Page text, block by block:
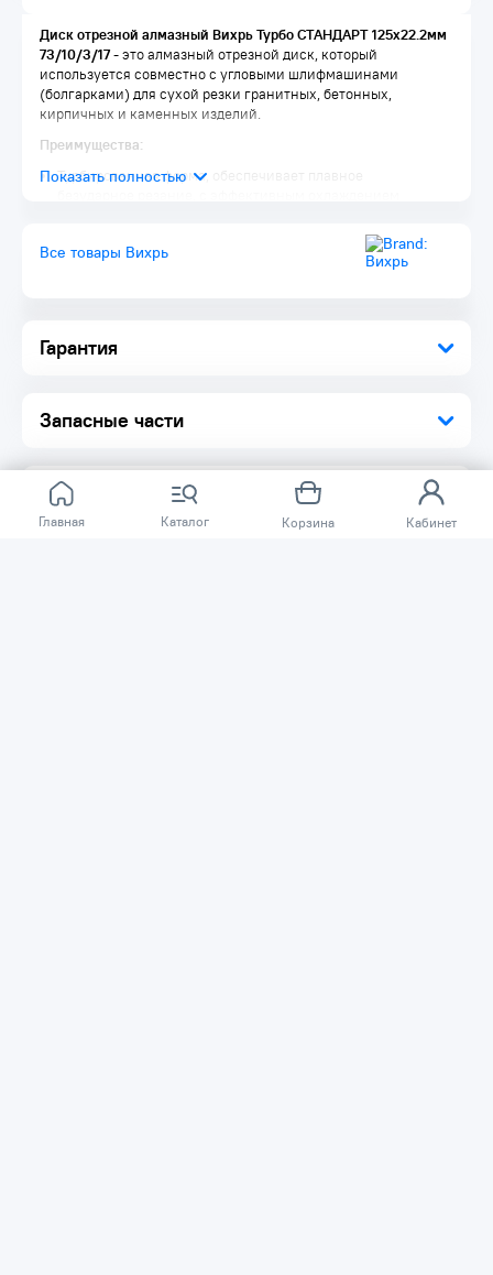
Главная Каталог Корзина Кабинет
Гарантия
Запасные части
Диск отрезной алмазный Вихрь Турбо СТАНДАРТ 125х22.2мм
73/10/3/17- это алмазный отрезной диск, который
используется совместно с угловыми шлифмашинами
(болгарками) для сухой резки гранитных, бетонных,
кирпичных и каменных изделий.
Преимущества:
Турбированная форма, обеспечивает плавное
бетона, железобетона, камня, мрамора, шлакоблоков и
Упаковка 1 шт.
Все товары Вихрь